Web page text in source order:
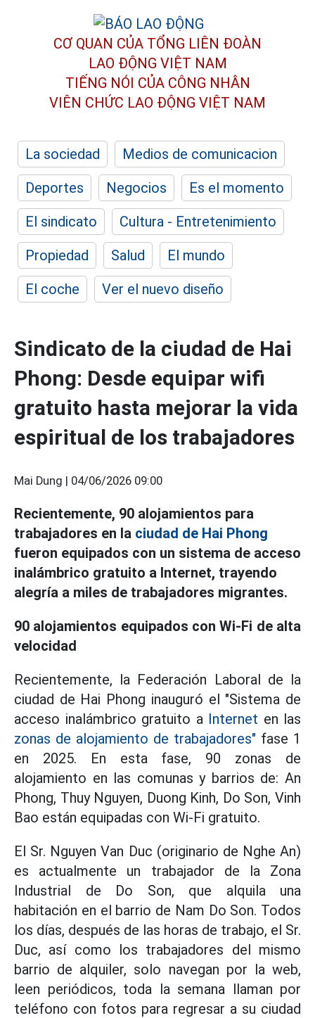
CƠ QUAN CỦA TỔNG LIÊN ĐOÀN
LAO ĐỘNG VIỆT NAM
TIẾNG NÓI CỦA CÔNG NHÂN
VIÊN CHỨC LAO ĐỘNG VIỆT NAM
La sociedad
Medios de comunicacion
Deportes
Negocios
Es el momento
El sindicato
Cultura - Entretenimiento
Propiedad
Salud
El mundo
El coche
Ver el nuevo diseño
Sindicato de la ciudad de Hai
Phong: Desde equipar wifi
gratuito hasta mejorar la vida
espiritual de los trabajadores
Mai Dung | 04/06/2026 09:00
Recientemente, 90 alojamientos para
trabajadores en la ciudad de Hai Phong
fueron equipados con un sistema de acceso
inalámbrico gratuito a Internet, trayendo
alegría a miles de trabajadores migrantes.
90 alojamientos equipados con Wi-Fi de alta
velocidad
Recientemente, la Federación Laboral de la
ciudad de Hai Phong inauguró el "Sistema de
acceso inalámbrico gratuito a Internet en las
zonas de alojamiento de trabajadores" fase 1
en 2025. En esta fase, 90 zonas de
alojamiento en las comunas y barrios de: An
Phong, Thuy Nguyen, Duong Kinh, Do Son, Vinh
Bao están equipadas con Wi-Fi gratuito.
El Sr. Nguyen Van Duc (originario de Nghe An)
es actualmente un trabajador de la Zona
Industrial de Do Son, que alquila una
habitación en el barrio de Nam Do Son. Todos
los días, después de las horas de trabajo, el Sr.
Duc, así como los trabajadores del mismo
barrio de alquiler, solo navegan por la web,
leen periódicos, toda la semana llaman por
teléfono con fotos para regresar a su ciudad